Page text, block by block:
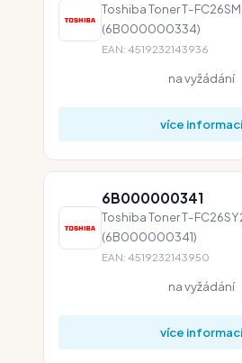
Toshiba Toner T-
(6B000000334)
EAN: 4519232143936
na vyžádání
více informací
6B000000341
Toshiba Toner T-
(6B000000341)
EAN: 4519232143950
na vyžádání
více informací